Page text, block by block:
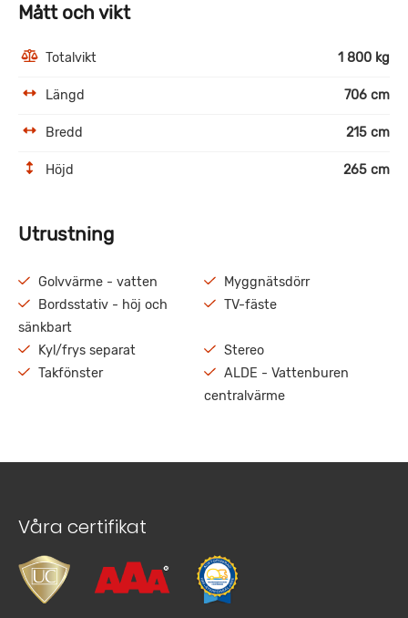
Mått och vikt
Totalvikt 1 800 kg
Längd 706 cm
Bredd 215 cm
Höjd 265 cm
Utrustning
Golvvärme - vatten
Myggnätsdörr
Bordsstativ - höj och
sänkbart
TV-fäste
Kyl/frys separat
Stereo
Takfönster
ALDE - Vattenburen
centralvärme
Våra certifikat